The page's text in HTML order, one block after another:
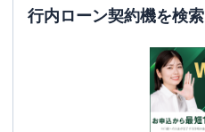
行内ローン契約機を検索